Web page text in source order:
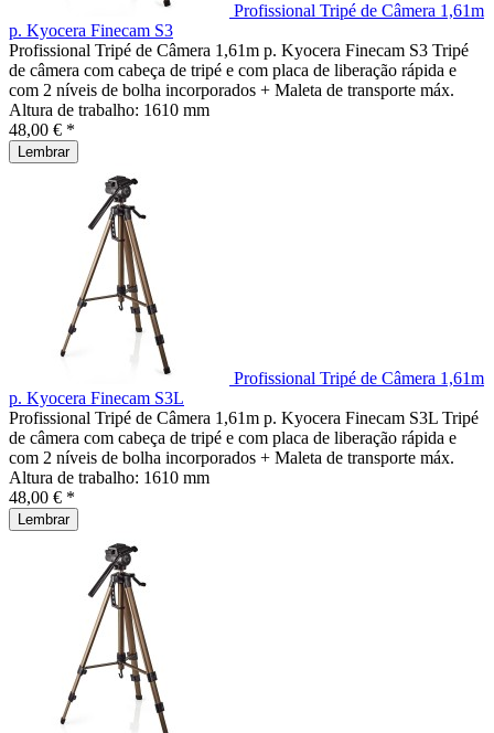
Profissional Tripé de Câmera 1,61m
p. Kyocera Finecam S3
Profissional Tripé de Câmera 1,61m p. Kyocera Finecam S3 Tripé
de câmera com cabeça de tripé e com placa de liberação rápida e
com 2 níveis de bolha incorporados + Maleta de transporte máx.
Altura de trabalho: 1610 mm
48,00 € *
Lembrar
Profissional Tripé de Câmera 1,61m
p. Kyocera Finecam S3L
Profissional Tripé de Câmera 1,61m p. Kyocera Finecam S3L Tripé
de câmera com cabeça de tripé e com placa de liberação rápida e
com 2 níveis de bolha incorporados + Maleta de transporte máx.
Altura de trabalho: 1610 mm
48,00 € *
Lembrar